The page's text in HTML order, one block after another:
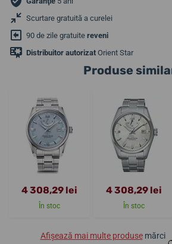
Scurtare gratuită a curelei
90 de zile gratuite reveni
Distribuitor autorizat Orient Star
Produse
4 308,29 lei
În stoc
4 308,29 lei
În stoc
Afișează mai multe produsemărci